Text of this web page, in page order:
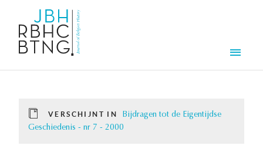
VERSCHIJNT IN
Bijdragen tot de Eigentijdse
Geschiedenis - nr 7 - 2000